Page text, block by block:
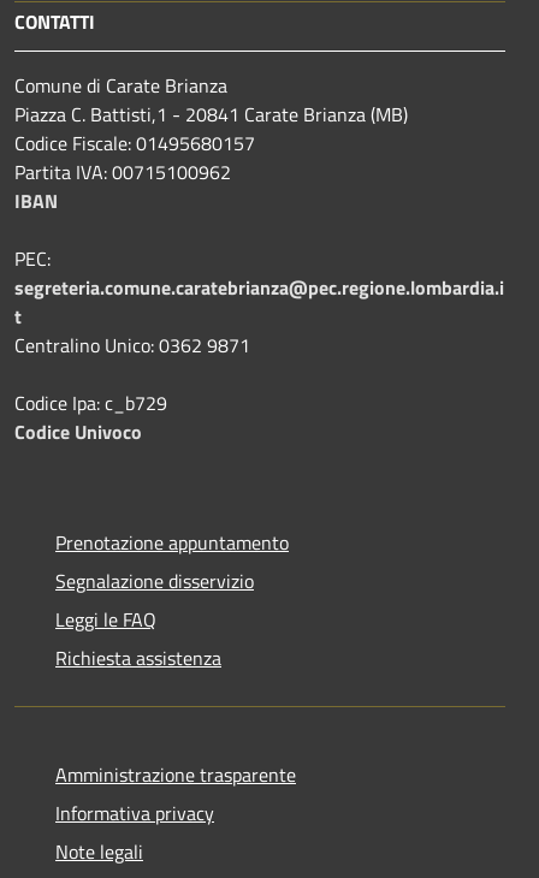
CONTATTI
Comune di Carate Brianza
Piazza C. Battisti,1 - 20841 Carate Brianza (MB)
Codice Fiscale: 01495680157
Partita IVA: 00715100962
IBAN
PEC:
segreteria.comune.caratebrianza@pec.regione.lombardia.i
t
Centralino Unico: 0362 9871
Codice Ipa: c_b729
Codice Univoco
Prenotazione appuntamento
Segnalazione disservizio
Leggi le FAQ
Richiesta assistenza
Amministrazione trasparente
Informativa privacy
Note legali